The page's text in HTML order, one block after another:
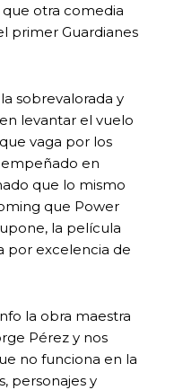
otra comedia
primer Guardianes
sobrevalorada y
levantar el vuelo
vaga por los
en
que lo mismo
que Power
la película
por excelencia de
la obra maestra
Pérez y nos
no funciona en la
personajes y